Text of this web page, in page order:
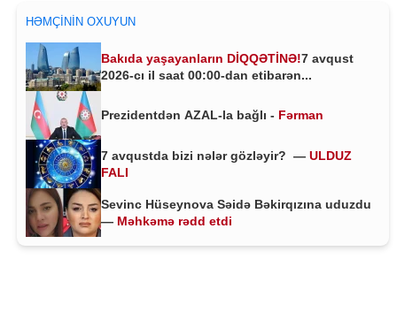
HƏMÇININ OXUYUN
Bakıda yaşayanların DİQQƏTİNƏ!7 avqust
2026-cı il saat 00:00-dan etibarən...
Prezidentdən AZAL-la bağlı - Fərman
7 avqustda bizi nələr gözləyir? — ULDUZ
FALI
Sevinc Hüseynova Səidə Bəkirqızına uduzdu
— Məhkəmə rədd etdi